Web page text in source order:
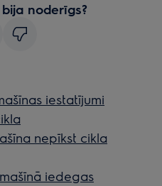
noderīgs?
iestatījumi
nepīkst cikla
iedegas